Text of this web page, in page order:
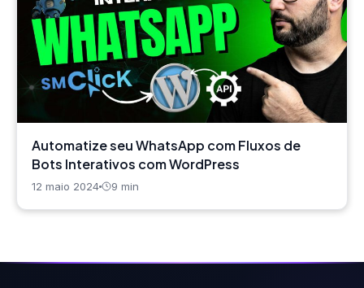
Automatize seu WhatsApp com Fluxos de
Bots Interativos com WordPress
12 maio 2024 9 min